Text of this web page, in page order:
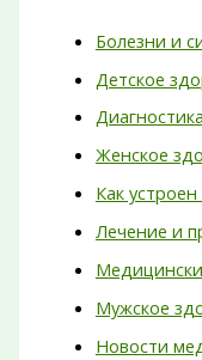
Болезни и
Детское
Женское
Как
Лечение и
Мужское
Новости